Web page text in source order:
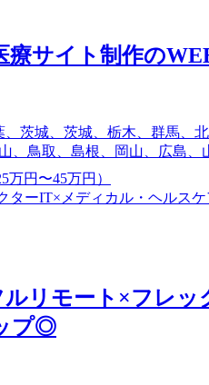
サイト制作の
茨城、茨城、栃木、群馬、
、鳥取、島根、岡山、広島
万円〜45万円）
ターIT×メディカル・ヘルスケ
ルリモート×フレ
プ◎